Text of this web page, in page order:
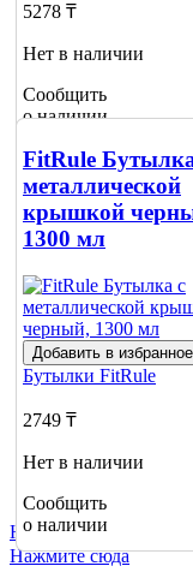
5278 ₸
Нет в наличии
Сообщить
о наличии
FitRule
металлической
крышкой
1300 мл
Добавить в избранное
Бутылки FitRule
2749 ₸
Нет в наличии
Сообщить
о наличии
Не нашли нужный
Нажмите сюда